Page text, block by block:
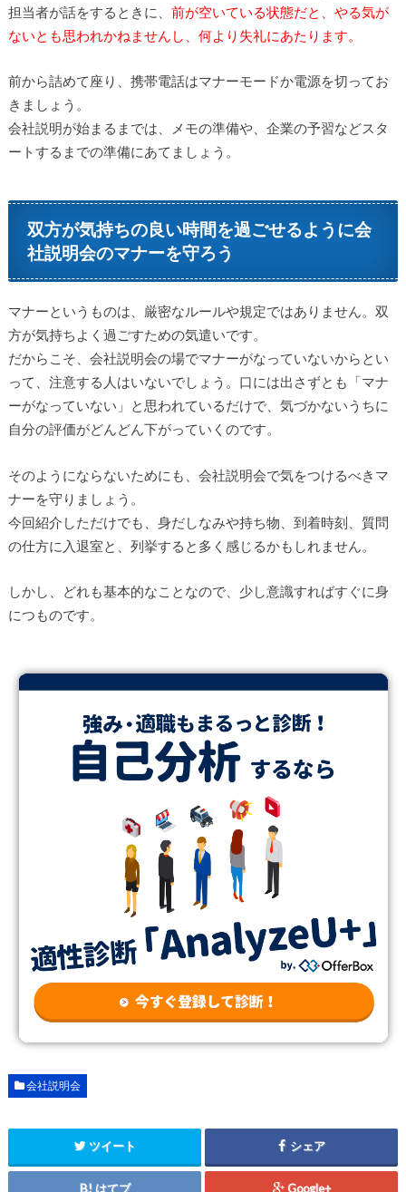
担当者が話をするときに、 前が空いている状態だと、やる気が
ないとも思われかねませんし、何より失礼にあたります。
前から詰めて座り、携帯電話はマナーモードか電源を切ってお
きましょう。
会社説明が始まるまでは、メモの準備や、企業の予習などスタ
ートするまでの準備にあてましょう。
双方が気持ちの良い時間を過ごせるように会
社説明会のマナーを守ろう
マナーというものは、厳密なルールや規定ではありません。双
方が気持ちよく過ごすための気遣いです。
だからこそ、会社説明会の場でマナーがなっていないからとい
って、注意する人はいないでしょう。口には出さずとも「マナ
ーがなっていない」と思われているだけで、気づかないうちに
自分の評価がどんどん下がっていくのです。
そのようにならないためにも、会社説明会で気をつけるべきマ
ナーを守りましょう。
今回紹介しただけでも、身だしなみや持ち物、到着時刻、質問
の仕方に入退室と、列挙すると多く感じるかもしれません。
しかし、どれも基本的なことなので、少し意識すればすぐに身
につものです。
会社説明会
ツイート シェア
はてブ Google+